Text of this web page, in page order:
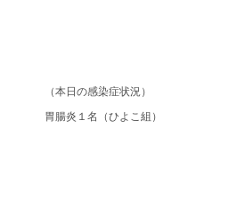
（本日の感染症状況）
胃腸炎１名（ひよこ組）